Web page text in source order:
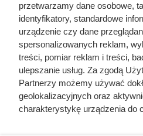
Zdrady z
siostrą. Ta
toksycznym
Traktowali ją jak
z rąk do rąk.
skandalistki
przetwarzamy dane osobowe,
identyfikatory, standardowe
urządzenie czy dane
spersonalizowanych reklam,
treści, pomiar reklam i treści,
ulepszanie usług. Za zgodą
Partnerzy możemy używać
geolokalizacyjnych oraz
charakterystykę urządzenia do